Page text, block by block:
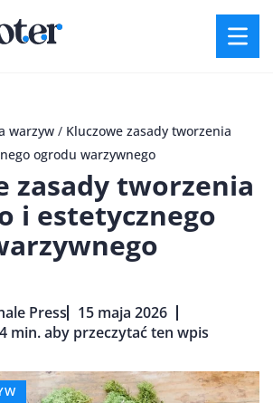
warzyw / Kluczowe zasady tworzenia
ogrodu warzywnego
zasady tworzenia
i estetycznego
Press
15 maja 2026
min. aby przeczytać ten wpis